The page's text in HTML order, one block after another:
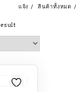
แจ้ง
สินค้าทั้งหมด